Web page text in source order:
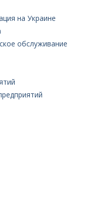
на Украине
обслуживание